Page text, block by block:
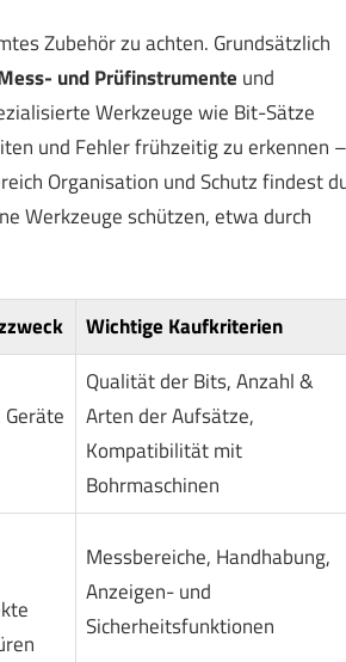
Zubehör zu achten. Grundsätzlich
und Prüfinstrumente und
Werkzeuge wie Bit-Sätze
und Fehler frühzeitig zu erkennen –
Organisation und Schutz findest
Werkzeuge schützen, etwa durch
Wichtige Kaufkriterien
Qualität der Bits, Anzahl &
Arten der Aufsätze,
Kompatibilität mit
Bohrmaschinen
Messbereiche, Handhabung,
Anzeigen- und
Sicherheitsfunktionen